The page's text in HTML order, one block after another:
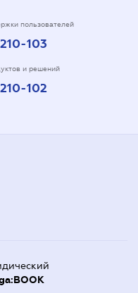
пользователей
103
и решений
102